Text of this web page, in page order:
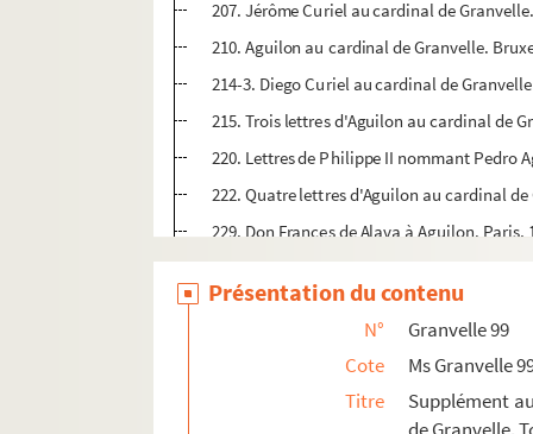
207. Jérôme Curiel au cardinal de
210. Aguilon au cardinal de Granvelle.
214-3. Diego Curiel au cardinal de
215. Trois lettres d'Aguilon au cardinal de
220. Lettres de Philippe II nommant Pedro
222. Quatre lettres d'Aguilon au cardinal
229. Don Frances de Alava à Aguilon. Paris,
231. Aguilon au cardinal de Granvelle.
236. Trois lettres de don Fernando de
243. Le chantre de Malines, Malpas, au
Ms Granvelle 101. Supplément aux lettres
Présentation du contenu
N°
Granvelle 99
Cote
Ms Granvelle
Titre
Supplément